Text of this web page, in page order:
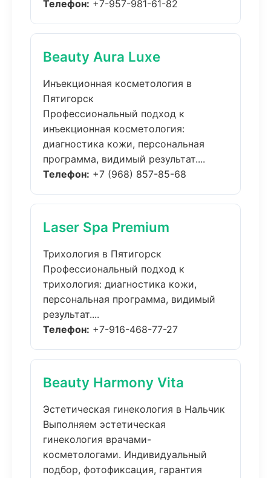
Телефон: +7-957-981-61-82
Beauty Aura Luxe
Инъекционная косметология в
Пятигорск
Профессиональный подход к
инъекционная косметология:
диагностика кожи, персональная
программа, видимый результат....
Телефон: +7 (968) 857-85-68
Laser Spa Premium
Трихология в Пятигорск
Профессиональный подход к
трихология: диагностика кожи,
персональная программа, видимый
результат....
Телефон: +7-916-468-77-27
Beauty Harmony Vita
Эстетическая гинекология в Нальчик
Выполняем эстетическая
гинекология врачами-
косметологами. Индивидуальный
подбор, фотофиксация, гарантия